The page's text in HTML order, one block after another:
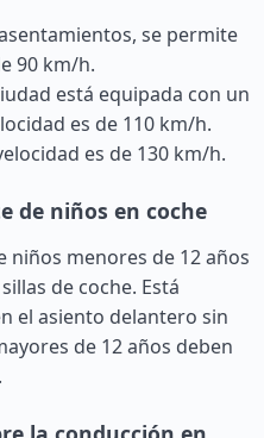
se permite
90 km/h.
está equipada con un
es de 110 km/h.
es de 130 km/h.
de niños en coche
niños menores de 12 años
de coche. Está
el asiento delantero sin
de 12 años deben